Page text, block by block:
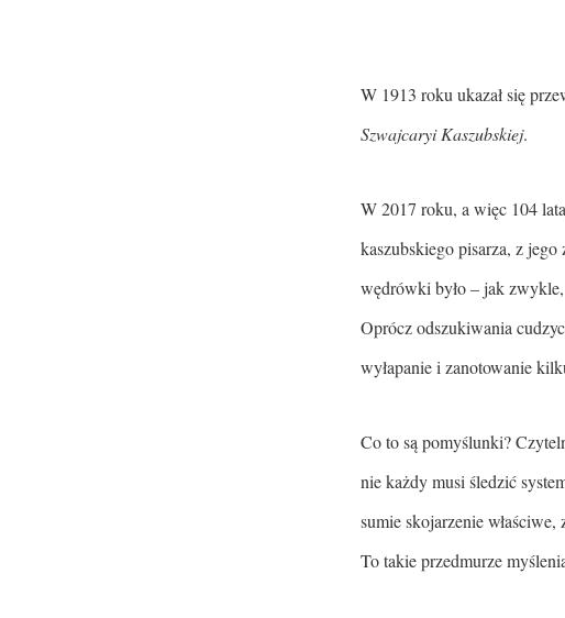
W 1913 roku ukazał się
Szwajcaryi Kaszubskiej.
W 2017 roku, a więc 104
kaszubskiego pisarza, z
wędrówki było – jak
Oprócz odszukiwania
wyłapanie i zanotowanie
Co to są pomyślunki?
nie każdy musi śledzić
sumie skojarzenie
To takie przedmurze